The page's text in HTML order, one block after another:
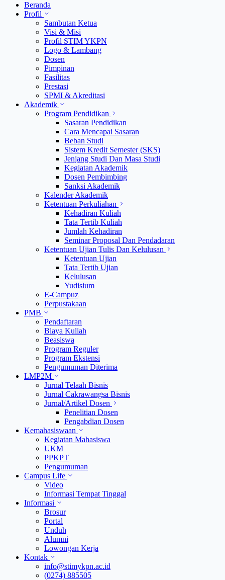
Beranda
Profil
Sambutan Ketua
Visi & Misi
Profil STIM YKPN
Logo & Lambang
Dosen
Pimpinan
Fasilitas
Prestasi
SPMI & Akreditasi
Akademik
Program Pendidikan
Sasaran Pendidikan
Cara Mencapai Sasaran
Beban Studi
Sistem Kredit Semester (SKS)
Jenjang Studi Dan Masa Studi
Kegiatan Akademik
Dosen Pembimbing
Sanksi Akademik
Kalender Akademik
Ketentuan Perkuliahan
Kehadiran Kuliah
Tata Tertib Kuliah
Jumlah Kehadiran
Seminar Proposal Dan Pendadaran
Ketentuan Ujian Tulis Dan Kelulusan
Ketentuan Ujian
Tata Tertib Ujian
Kelulusan
Yudisium
E-Campuz
Perpustakaan
PMB
Pendaftaran
Biaya Kuliah
Beasiswa
Program Reguler
Program Ekstensi
Pengumuman Diterima
LMP2M
Jurnal Telaah Bisnis
Jurnal Cakrawangsa Bisnis
Jurnal/Artikel Dosen
Penelitian Dosen
Pengabdian Dosen
Kemahasiswaan
Kegiatan Mahasiswa
UKM
PPKPT
Pengumuman
Campus Life
Video
Informasi Tempat Tinggal
Informasi
Brosur
Portal
Unduh
Alumni
Lowongan Kerja
Kontak
info@stimykpn.ac.id
(0274) 885505